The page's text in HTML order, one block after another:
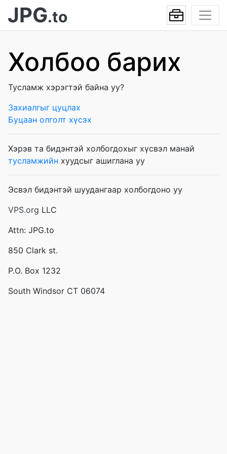
JPG.to
Холбоо барих
Тусламж хэрэгтэй байна уу?
Захиалгыг цуцлах
Буцаан олголт хүсэх
Хэрэв та бидэнтэй холбогдохыг хүсвэл манай
тусламжийн хуудсыг ашиглана уу
Эсвэл бидэнтэй шуудангаар холбогдоно уу
VPS.org LLC
Attn: JPG.to
850 Clark st.
P.O. Box 1232
South Windsor CT 06074